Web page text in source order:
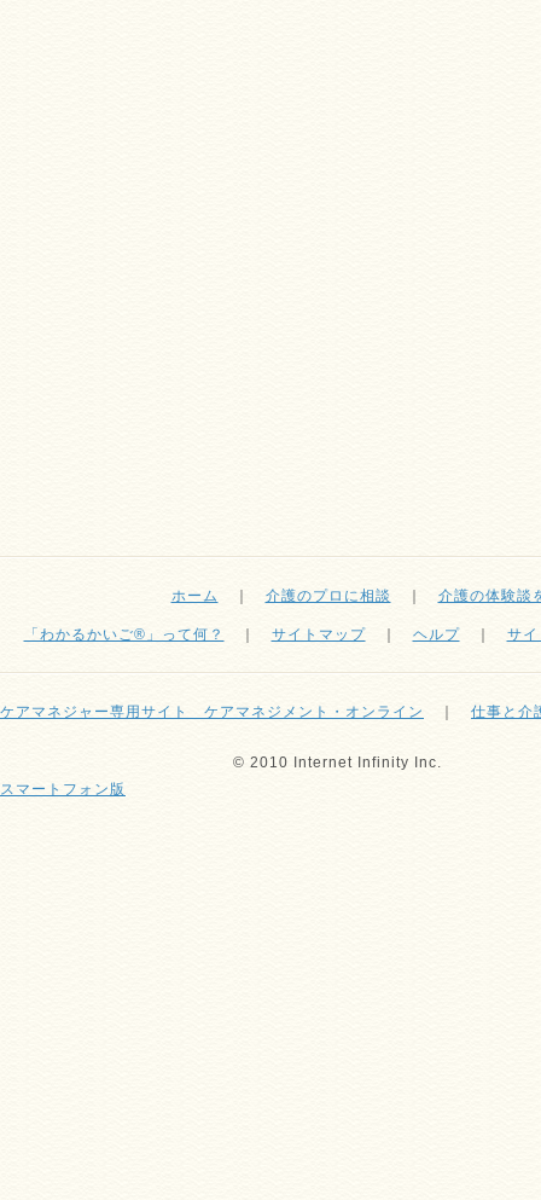
ホーム 介護のプロに相談 介護の体験談
「わかるかいご®」って何？ サイトマップ｜ ヘルプ｜ サ
ケアマネジャー専用サイト ケアマネジメント・オンライン 仕事と介
© 2010 Internet Infinity Inc.
スマートフォン版